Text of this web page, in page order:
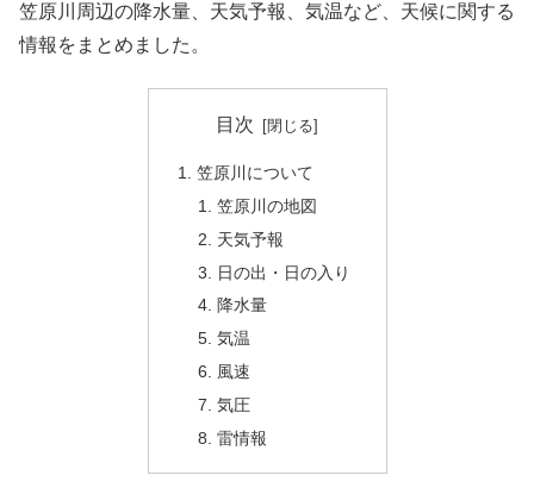
笠原川周辺の降水量、天気予報、気温など、天候に関する
情報をまとめました。
目次
笠原川について
笠原川の地図
天気予報
日の出・日の入り
降水量
気温
風速
気圧
雷情報